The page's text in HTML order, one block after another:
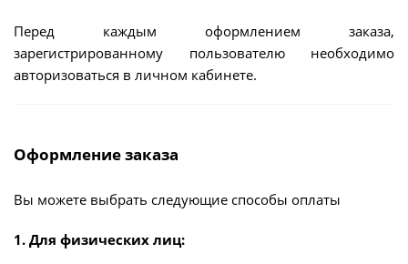
Перед каждым оформлением заказа,
зарегистрированному пользователю необходимо
авторизоваться в личном кабинете.
Оформление заказа
Вы можете выбрать следующие способы оплаты
1. Для физических лиц: